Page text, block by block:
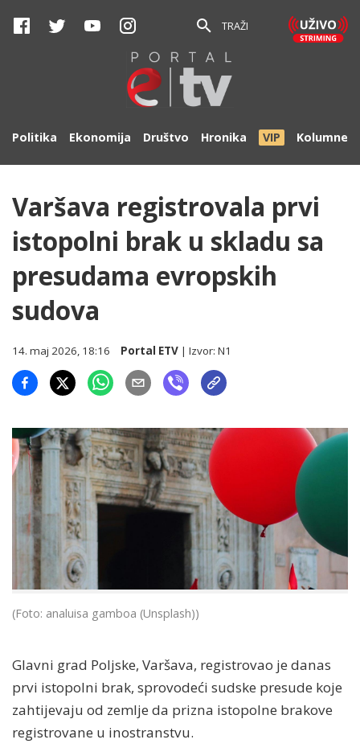
TRAŽI
Politika Ekonomija Društvo Hronika VIP Kolumne
Varšava registrovala prvi
istopolni brak u skladu sa
presudama evropskih
sudova
14. maj 2026, 18:16 Portal ETV | Izvor:N1
(Foto: analuisa gamboa (Unsplash))
Glavni grad Poljske, Varšava, registrovao je danas
prvi istopolni brak, sprovodeći sudske presude koje
zahtijevaju od zemlje da prizna istopolne brakove
registrovane u inostranstvu.